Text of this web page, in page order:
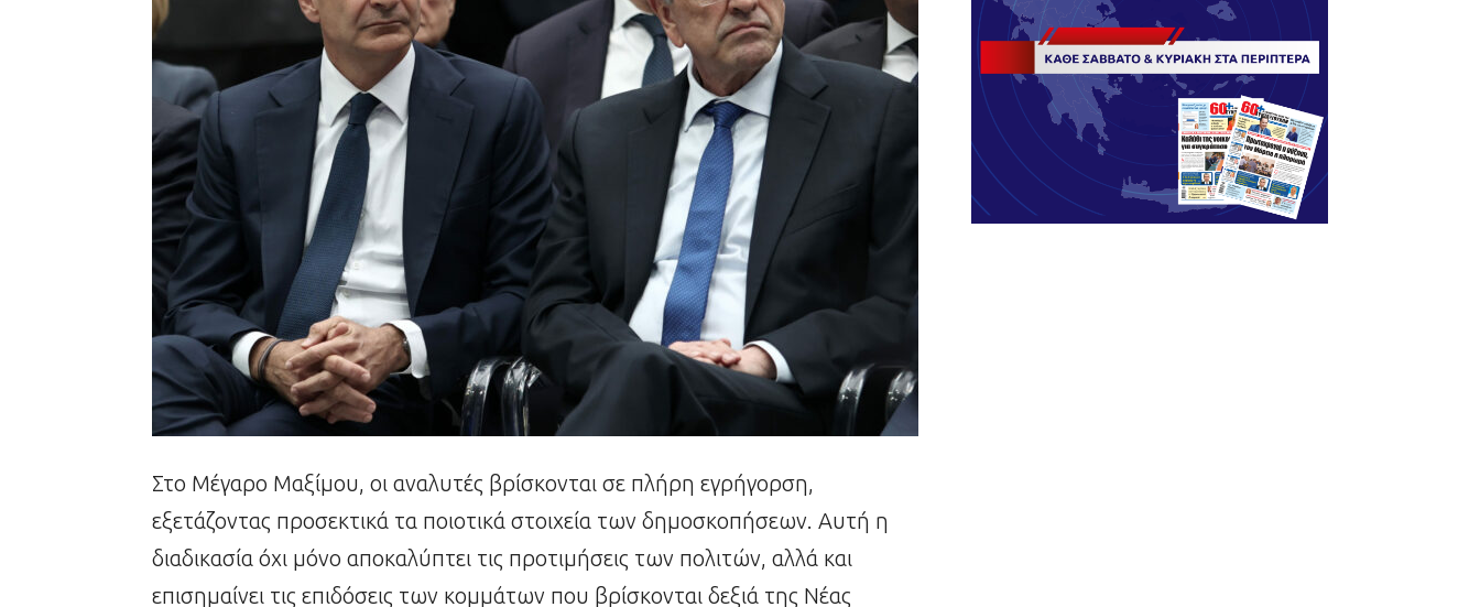
Στο Μέγαρο Μαξίμου, οι αναλυτές βρίσκονται σε πλήρη εγρήγορση,
εξετάζοντας προσεκτικά τα ποιοτικά στοιχεία των δημοσκοπήσεων. Αυτή η
διαδικασία όχι μόνο αποκαλύπτει τις προτιμήσεις των πολιτών, αλλά και
επισημαίνει τις επιδόσεις των κομμάτων που βρίσκονται δεξιά της Νέας